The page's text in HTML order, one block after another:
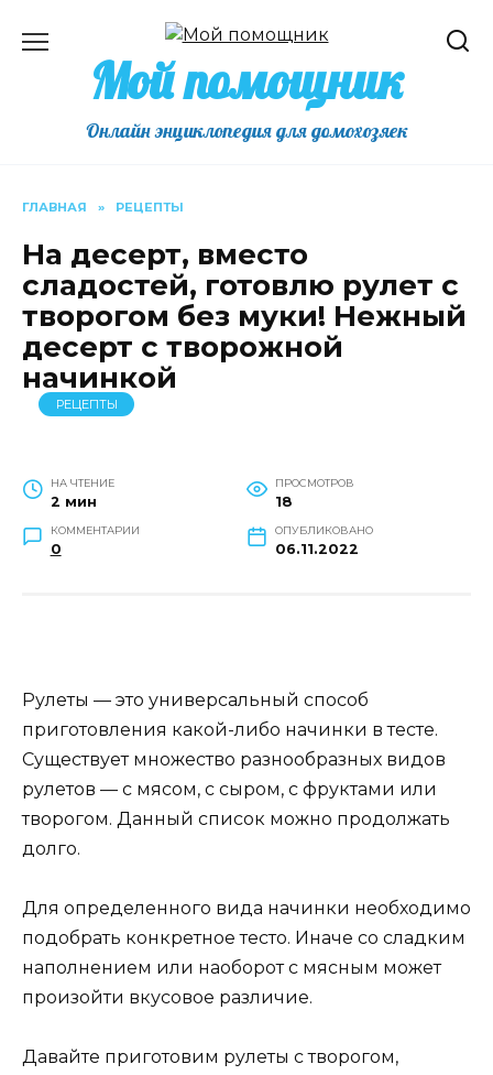
содержаниюМой помощник
Онлайн энциклопедия для домохозяек
ГЛАВНАЯ » РЕЦЕПТЫ
На десерт, вместо
сладостей, готовлю рулет с
творогом без муки! Нежный
десерт с творожной
начинкой
РЕЦЕПТЫ
НА ЧТЕНИЕ
2 мин
ПРОСМОТРОВ
18
КОММЕНТАРИИ
0
ОПУБЛИКОВАНО
06.11.2022
Рулеты — это универсальный способ
приготовления какой-либо начинки в тесте.
Существует множество разнообразных видов
рулетов — с мясом, с сыром, с фруктами или
творогом. Данный список можно продолжать
долго.
Для определенного вида начинки необходимо
подобрать конкретное тесто. Иначе со сладким
наполнением или наоборот с мясным может
произойти вкусовое различие.
Давайте приготовим рулеты с творогом,